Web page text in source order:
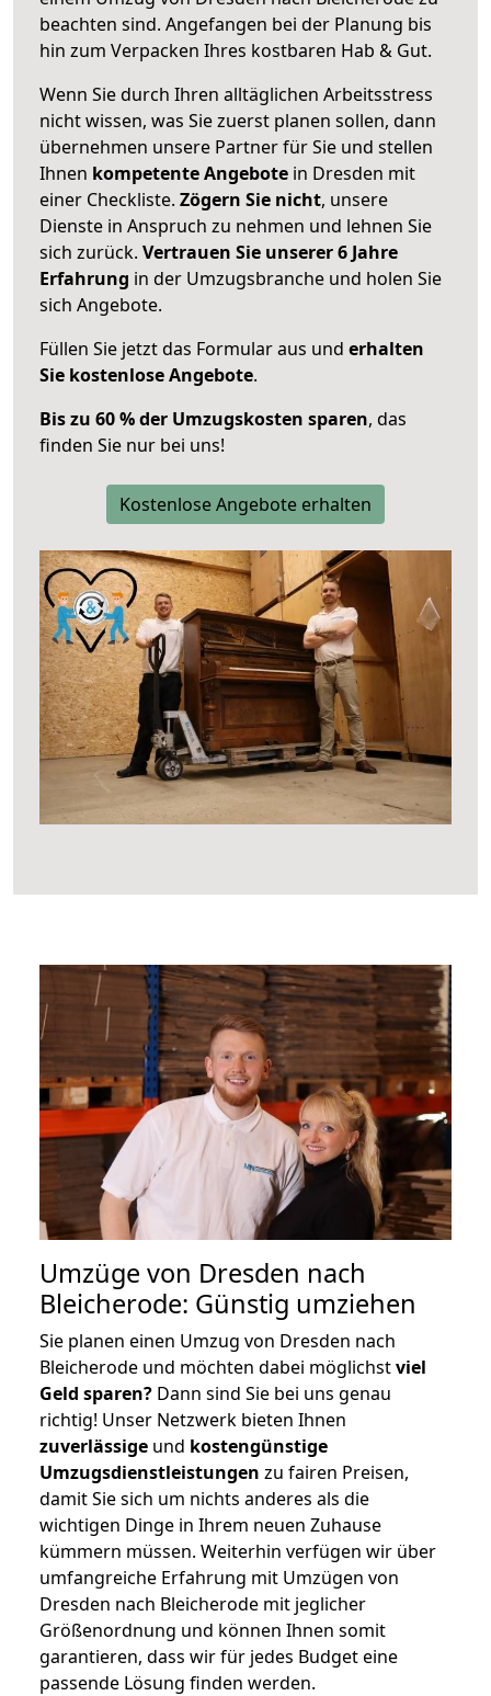
beachten sind. Angefangen bei der Planung bis
hin zum Verpacken Ihres kostbaren Hab & Gut.
Wenn Sie durch Ihren alltäglichen Arbeitsstress
nicht wissen, was Sie zuerst planen sollen, dann
übernehmen unsere Partner für Sie und stellen
Ihnen kompetente Angebote in Dresden mit
einer Checkliste. Zögern Sie nicht, unsere
Dienste in Anspruch zu nehmen und lehnen Sie
sich zurück. Vertrauen Sie unserer 6 Jahre
Erfahrung in der Umzugsbranche und holen Sie
sich Angebote.
Füllen Sie jetzt das Formular aus und erhalten
Sie kostenlose Angebote.
Bis zu 60 % der Umzugskosten sparen, das
finden Sie nur bei uns!
Kostenlose Angebote erhalten
Umzüge von Dresden nach
Bleicherode: Günstig umziehen
Sie planen einen Umzug von Dresden nach
Bleicherode und möchten dabei möglichstviel
Geld sparen? Dann sind Sie bei uns genau
richtig! Unser Netzwerk bieten Ihnen
zuverlässige und kostengünstige
Umzugsdienstleistungen zu fairen Preisen,
damit Sie sich um nichts anderes als die
wichtigen Dinge in Ihrem neuen Zuhause
kümmern müssen. Weiterhin verfügen wir über
umfangreiche Erfahrung mit Umzügen von
Dresden nach Bleicherode mit jeglicher
Größenordnung und können Ihnen somit
garantieren, dass wir für jedes Budget eine
passende Lösung finden werden.